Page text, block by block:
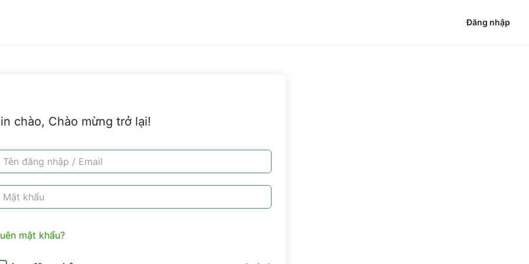
Đăng nhập
chào, Chào mừng trở lại!
mật khẩu?